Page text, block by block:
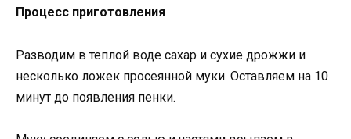
Процесс приготовления
Разводим в теплой воде сахар и сухие дрожжи и
несколько ложек просеянной муки. Оставляем на 10
минут до появления пенки.